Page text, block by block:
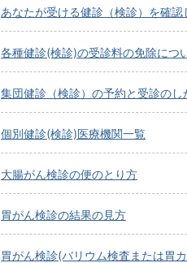
あなたが受ける健診（検診）を確認
各種健診(検診)の受診料の免除につ
集団健診（検診）の予約と受診のし
個別健診(検診)医療機関一覧
大腸がん検診の便のとり方
胃がん検診の結果の見方
胃がん検診(バリウム検査または胃